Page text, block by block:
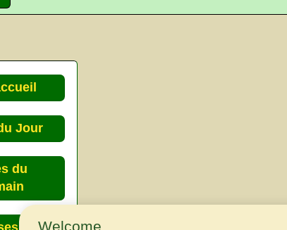
Jour
du
Welcome